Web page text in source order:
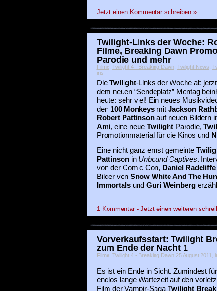
Jetzt einen Kommentar schreiben »
Twilight-Links der Woche:
Filme, Breaking Dawn
Parodie und mehr
Filme, Twilight 4 - Breaking Dawn, Twilight News
iris
Die Twilight-Links der Woche ab
dem neuen “Sendeplatz” Montag
heute: sehr viel! Ein neues
den 100 Monkeysmit Jackson
Robert Pattinsonauf neuen Bildern
Ami, eine neue Twilight Parodie,
Promotionmaterial für die Kinos und
Eine nicht ganz ernst gemeinte
Pattinsonin Unbound Captives,
von der Comic Con, Daniel Radcliffe
Bilder von Snow White And The
Immortals und Guri Weinberg
1 Kommentar - Jetzt einen weiteren
Vorverkaufsstart: Twilight
zum Ende der Nacht 1
Filme, Twilight 4 - Breaking Dawn25 August 2011,
Es ist ein Ende in Sicht. Zumindest
endlos lange Wartezeit auf den
Film der Vampir-Saga Twilight